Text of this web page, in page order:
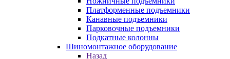
Платформенные подъемники
Канавные подъемники
Парковочные подъемники
Подкатные колонны
Шиномонтажное оборудование
Назад